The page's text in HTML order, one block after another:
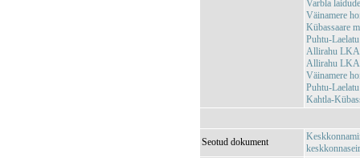
Varbla
Väinamere
Kübassaare
Puhtu-
Allirahu
Allirahu
Väinamere
Puhtu-
Kahtla-
Seotud dokument